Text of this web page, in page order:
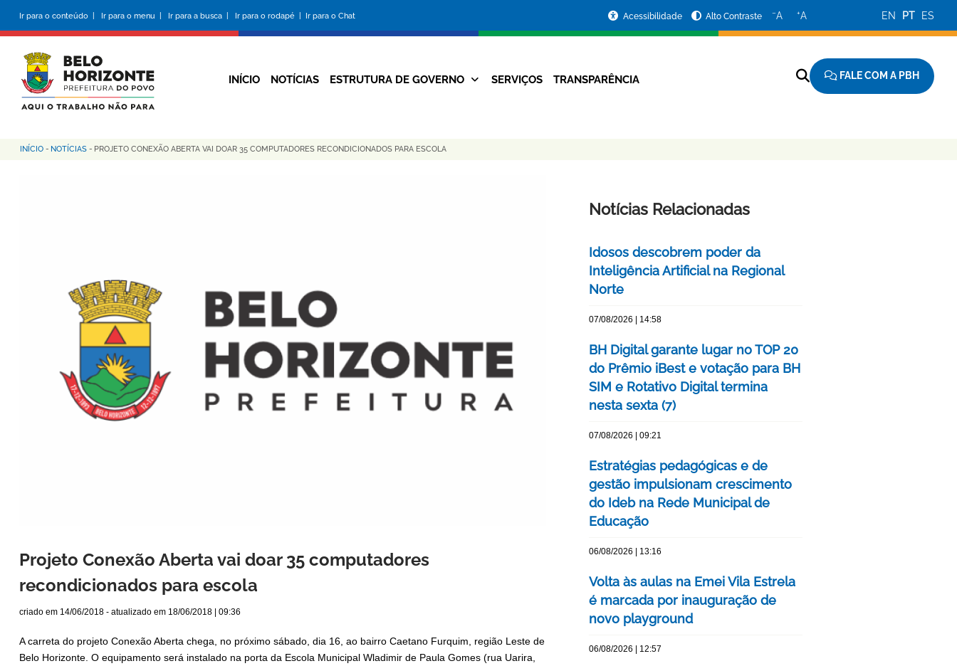
conteúdo
principal
Ir para o conteúdo | Ir para o menu | Ir para a busca | Ir para o rodapé | Ir para o Chat
da
Prefeitura
Acessibilidade Alto Contraste −A +A EN PT ES
Navegação
INÍCIO NOTÍCIAS ESTRUTURA DE GOVERNO SERVIÇOS TRANSPARÊNCIA FALE COM A PBH
Trilha
INÍCIO - NOTÍCIAS - PROJETO CONEXÃO ABERTA VAI DOAR 35 COMPUTADORES RECONDICIONADOS PARA ESCOLA
Projeto Conexão Aberta vai doar 35 computadores
recondicionados para escola
criado em 14/06/2018 - atualizado em 18/06/2018 | 09:36
A carreta do projeto Conexão Aberta chega, no próximo sábado, dia 16, ao bairro Caetano Furquim, região Leste de
Belo Horizonte. O equipamento será instalado na porta da Escola Municipal Wladimir de Paula Gomes (rua Uarira,
Notícias Relacionadas
Idosos descobrem poder da
Inteligência Artificial na Regional
Norte
07/08/2026 | 14:58
BH Digital garante lugar no TOP 20
do Prêmio iBest e votação para BH
SIM e Rotativo Digital termina
nesta sexta (7)
07/08/2026 | 09:21
Estratégias pedagógicas e de
gestão impulsionam crescimento
do Ideb na Rede Municipal de
Educação
06/08/2026 | 13:16
Volta às aulas na Emei Vila Estrela
é marcada por inauguração de
novo playground
06/08/2026 | 12:57